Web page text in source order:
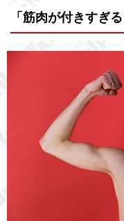
「筋肉が付きすぎ